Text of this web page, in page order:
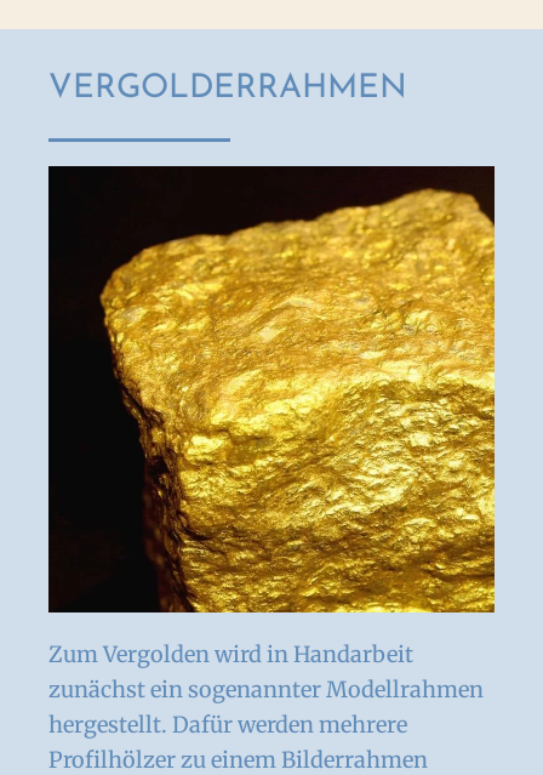
VERGOLDERRAHMEN
Zum Vergolden wird in Handarbeit
zunächst ein sogenannter Modellrahmen
hergestellt. Dafür werden mehrere
Profilhölzer zu einem Bilderrahmen